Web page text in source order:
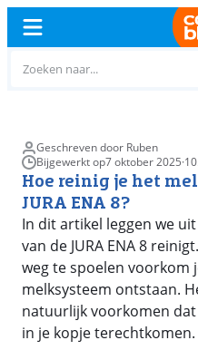
Geschreven door Ruben
Bijgewerkt op7 oktober 2025·
Hoe reinig je het
JURA ENA 8?
In dit artikel leggen we
van de JURA ENA 8
weg te spoelen voorkom
melksysteem ontstaan.
natuurlijk voorkomen
in je kopje terechtkomen.